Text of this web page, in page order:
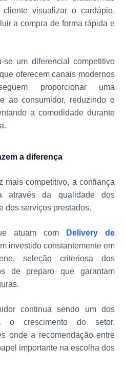
visualizar o cardápio,
a compra de forma rápida e
se um diferencial competitivo
oferecem canais modernos
proporcionar uma
ao consumidor, reduzindo o
a comodidade durante
a diferença
mais competitivo, a confiança
através da qualidade dos
dos serviços prestados.
atuam com
Delivery de
investido constantemente em
seleção criteriosa dos
de preparo que garantam
continua sendo um dos
o crescimento do setor,
onde a recomendação entre
importante na escolha dos